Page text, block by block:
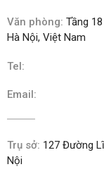
Văn phòng: Tầng
Hà Nội, Việt Nam
Tel:
Email:
Trụ sở: 127 Đường
Nội